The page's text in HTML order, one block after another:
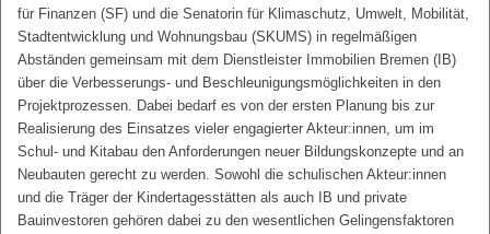
für Finanzen (SF) und die Senatorin für Klimaschutz, Umwelt, Mobilität,
Stadtentwicklung und Wohnungsbau (SKUMS) in regelmäßigen
Abständen gemeinsam mit dem Dienstleister Immobilien Bremen (IB)
über die Verbesserungs- und Beschleunigungsmöglichkeiten in den
Projektprozessen. Dabei bedarf es von der ersten Planung bis zur
Realisierung des Einsatzes vieler engagierter Akteur:innen, um im
Schul- und Kitabau den Anforderungen neuer Bildungskonzepte und an
Neubauten gerecht zu werden. Sowohl die schulischen Akteur:innen
und die Träger der Kindertagesstätten als auch IB und private
Bauinvestoren gehören dabei zu den wesentlichen Gelingensfaktoren